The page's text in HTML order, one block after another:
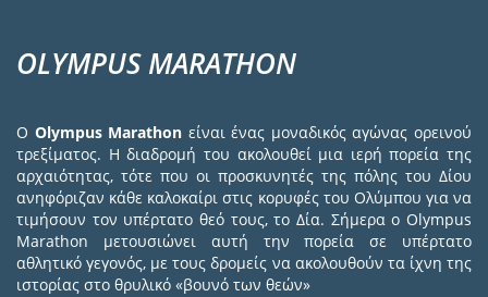
OLYMPUS MARATHON
Ο Olympus Marathon είναι ένας μοναδικός αγώνας ορεινού
τρεξίματος. Η διαδρομή του ακολουθεί μια ιερή πορεία της
αρχαιότητας, τότε που οι προσκυνητές της πόλης του Δίου
ανηφόριζαν κάθε καλοκαίρι στις κορυφές του Ολύμπου για να
τιμήσουν τον υπέρτατο θεό τους, το Δία. Σήμερα ο Olympus
Marathon μετουσιώνει αυτή την πορεία σε υπέρτατο
αθλητικό γεγονός, με τους δρομείς να ακολουθούν τα ίχνη της
ιστορίας στο θρυλικό «βουνό των θεών»